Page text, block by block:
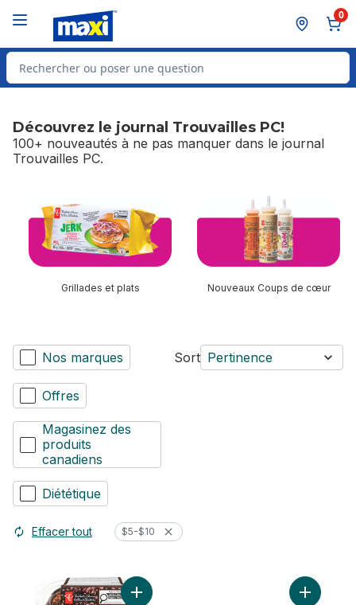
0
Rechercher des produits
Découvrez le journal Trouvailles PC!
100+ nouveautés à ne pas manquer dans le journal
Trouvailles PC.
sauter Découvrez le journal Trouvailles PC!
Grillades et plats Nouveaux Coups de cœur
Nos marques
Offres
Magasinez des
produits
canadiens
Diététique
Sort Pertinence
Effacer tout $5-$10
Ajouter Muffins aux brisures de chocolat